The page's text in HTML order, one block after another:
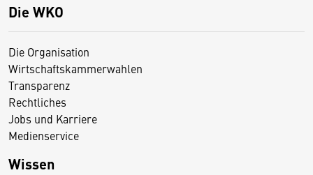
Die WKO
Die Organisation
Wirtschaftskammerwahlen
Transparenz
Rechtliches
Jobs und Karriere
Medienservice
Wissen